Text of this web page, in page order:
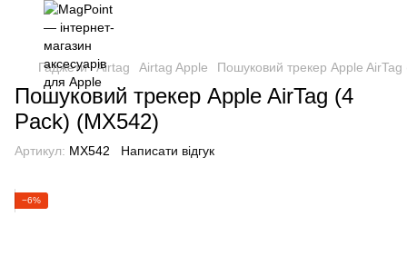
Гаджети Airtag Airtag Apple Пошуковий трекер Apple
Пошуковий трекер Apple AirTag (4
Pack) (MX542)
Артикул: MX542 Написати відгук
−6%